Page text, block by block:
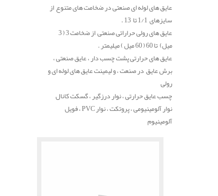
عایق های لوله ای صنعتی در ضخامت های متنوع از
سایزهای 1/1 تا 13 .
عایق های رولی حراراتی صنعتی از ضخامت 3 ( 3
میل) تا 60 ( 60 میل ) میلیمتر .
عایق های حرارتی پشت چسب دار ، عایق صنعتی ،
برش عایق در صنعت ، و لیمینت عایق های لوله ای و
رولی
چسب عایق حرارتی ، نوار درزگیر ، گسکت کانال
نوار آلومینیومی ، پروتکت ، نوار PVC ، فویل
آلومینیوم